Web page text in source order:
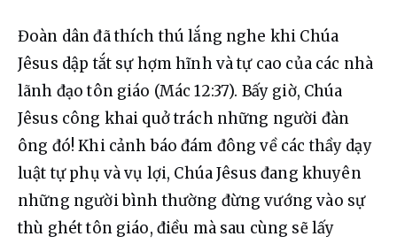
Đoàn dân đã thích thú lắng nghe khi Chúa
Jêsus dập tắt sự hợm hĩnh và tự cao của các nhà
lãnh đạo tôn giáo (Mác 12:37). Bấy giờ, Chúa
Jêsus công khai quở trách những người đàn
ông đó! Khi cảnh báo đám đông về các thầy dạy
luật tự phụ và vụ lợi, Chúa Jêsus đang khuyên
những người bình thường đừng vướng vào sự
thù ghét tôn giáo, điều mà sau cùng sẽ lấy